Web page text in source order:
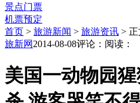
景点门票
机票预定
首页 > 旅游新闻 > 旅游资讯 > 正
旅新网 2014-08-08评论： 阅读：
美国一动物园